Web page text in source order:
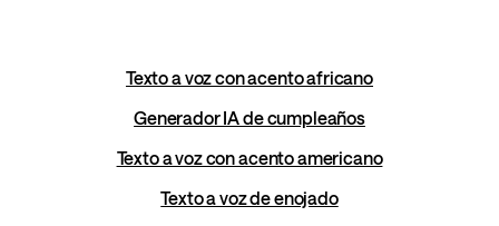
Texto a voz con acento africano
Generador IA de cumpleaños
Texto a voz con acento americano
Texto a voz de enojado